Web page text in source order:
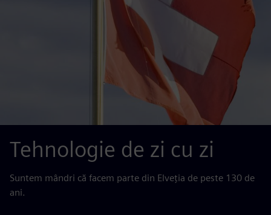
Tehnologie de zi cu zi
Suntem mândri că facem parte din Elveția de peste 130 de
ani.